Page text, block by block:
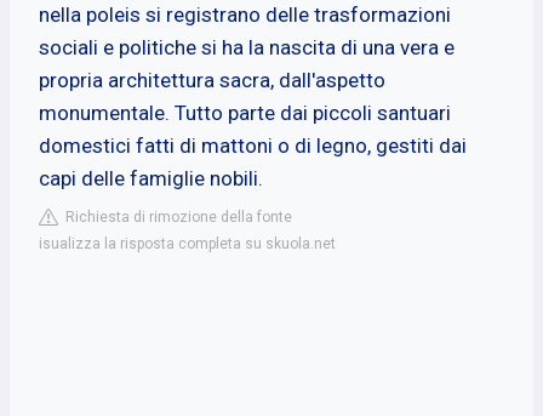
nella poleis si registrano delle trasformazioni
sociali e politiche si ha la nascita di una vera e
propria architettura sacra, dall'aspetto
monumentale. Tutto parte dai piccoli santuari
domestici fatti di mattoni o di legno, gestiti dai
capi delle famiglie nobili.
Richiesta di rimozione della fonte
isualizza la risposta completa su skuola.net